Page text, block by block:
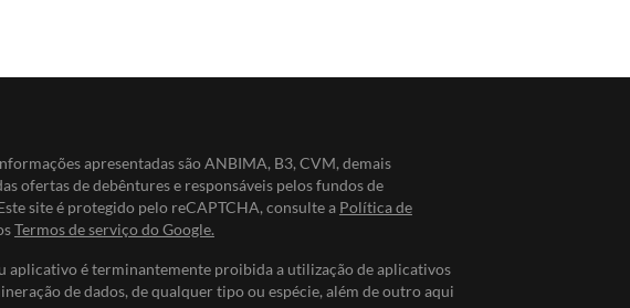
apresentadas são ANBIMA, B3, CVM, demais
ofertas de debêntures e responsáveis pelos fundos de
site é protegido pelo reCAPTCHA, consulte a Política de
Termos de serviço do Google.
aplicativo é terminantemente proibida a utilização de aplicativos
de dados, de qualquer tipo ou espécie, além de outro aqui